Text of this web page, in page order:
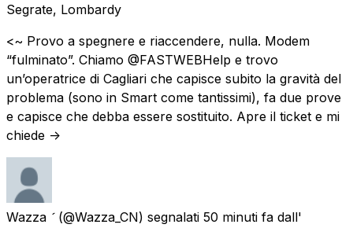
Segrate, Lombardy
<~ Provo a spegnere e riaccendere, nulla. Modem
“fulminato”. Chiamo @FASTWEBHelp e trovo
un’operatrice di Cagliari che capisce subito la gravità del
problema (sono in Smart come tantissimi), fa due prove
e capisce che debba essere sostituito. Apre il ticket e mi
chiede ->
Wazza  (@Wazza_CN) segnalati 50 minuti fa dall'